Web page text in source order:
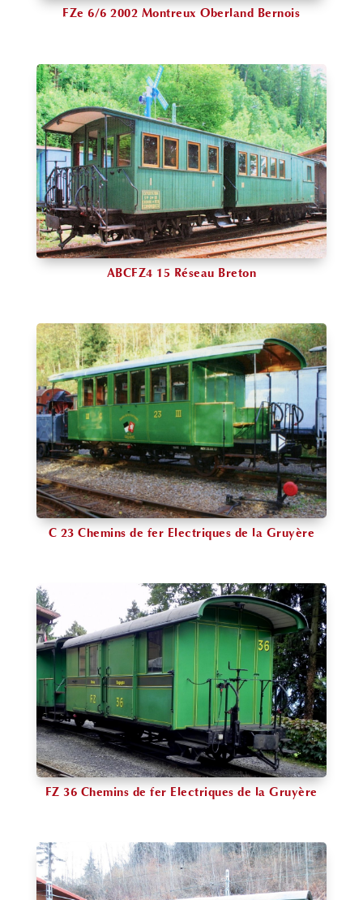
FZe 6/6 2002 Montreux Oberland Bernois
ABCFZ4 15 Réseau Breton
C 23 Chemins de fer Electriques de la Gruyère
FZ 36 Chemins de fer Electriques de la Gruyère